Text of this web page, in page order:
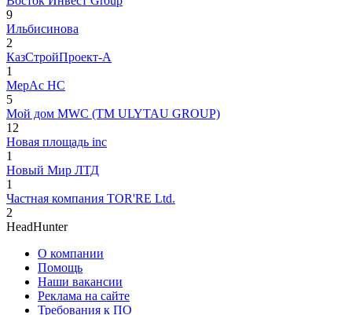
9
Ильбисинова
2
КазСтройПроект-А
1
МерАс НС
5
Мой дом MWC (TM ULYTAU GROUP)
12
Новая площадь inc
1
Новый Мир ЛТД
1
Частная компания TOR'RE Ltd.
2
HeadHunter
О компании
Помощь
Наши вакансии
Реклама на сайте
Требования к ПО